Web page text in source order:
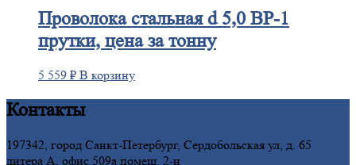
Проволокастальная d 5,0 ВР-1
прутки, цена за тонну
5 559 ₽ В корзину
Контакты
197342, город Санкт-Петербург, Сердобольская ул, д. 65
литера А, офис 509а помещ. 2-н